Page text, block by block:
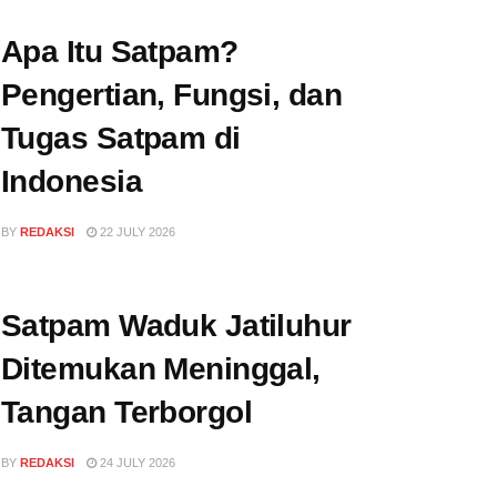
Apa Itu Satpam?
Pengertian, Fungsi, dan
Tugas Satpam di
Indonesia
BY REDAKSI 22 JULY 2026
Satpam Waduk Jatiluhur
Ditemukan Meninggal,
Tangan Terborgol
BY REDAKSI 24 JULY 2026